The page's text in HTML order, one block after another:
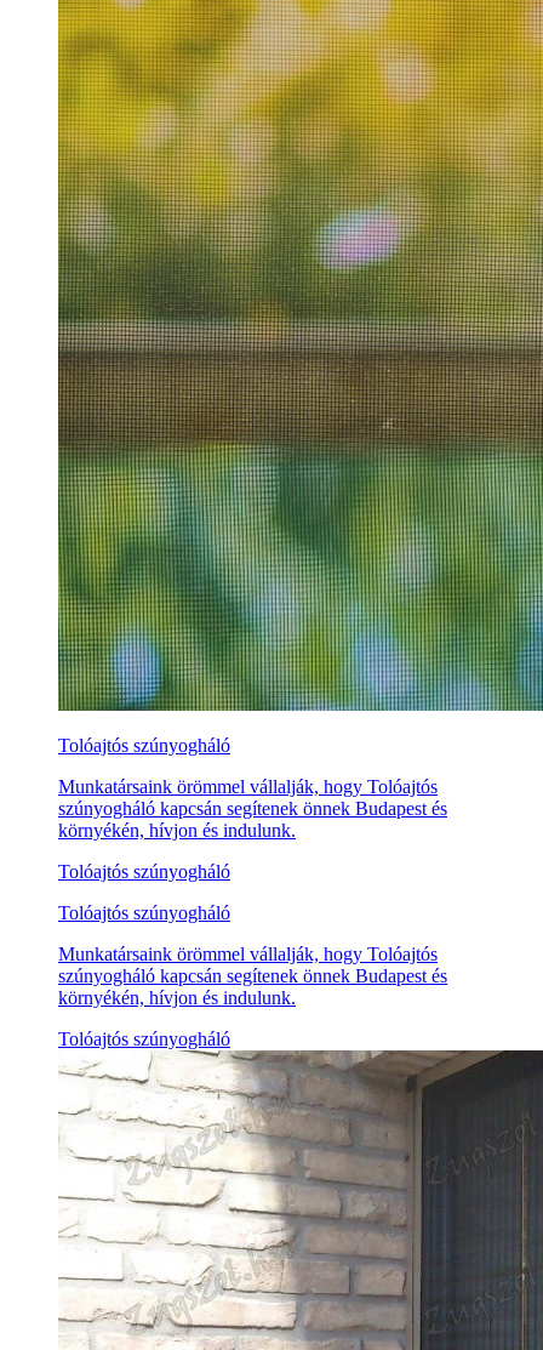
Tolóajtós szúnyogháló
Munkatársaink örömmel vállalják, hogy Tolóajtós
szúnyogháló kapcsán segítenek önnek Budapest és
környékén, hívjon és indulunk.
Tolóajtós szúnyogháló
Tolóajtós szúnyogháló
Munkatársaink örömmel vállalják, hogy Tolóajtós
szúnyogháló kapcsán segítenek önnek Budapest és
környékén, hívjon és indulunk.
Tolóajtós szúnyogháló